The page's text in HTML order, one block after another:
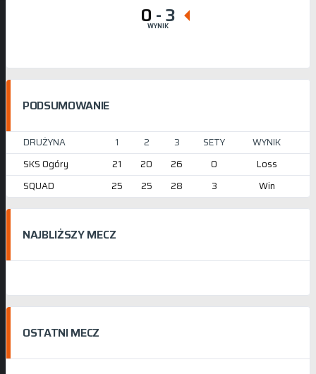
0 -3
WYNIK
PODSUMOWANIE
DRUŻYNA 1 2 3 SETY
WYNIK
SKS Ogóry
21 20 26 0
Loss
SQUAD
25 25 28 3 Win
NAJBLIŻSZY MECZ
OSTATNI MECZ